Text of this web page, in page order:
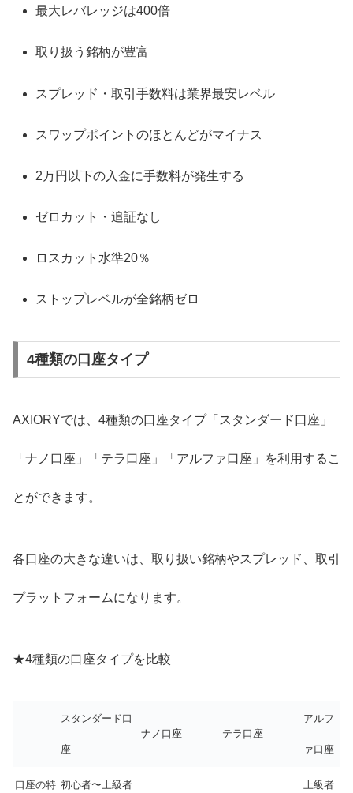
最大レバレッジは400倍
取り扱う銘柄が豊富
スプレッド・取引手数料は業界最安レベル
スワップポイントのほとんどがマイナス
2万円以下の入金に手数料が発生する
ゼロカット・追証なし
ロスカット水準20％
ストップレベルが全銘柄ゼロ
4種類の口座タイプ
AXIORYでは、4種類の口座タイプ「スタンダード口座」
「ナノ口座」「テラ口座」「アルファ口座」を利用するこ
とができます。
各口座の大きな違いは、取り扱い銘柄やスプレッド、取引
プラットフォームになります。
★4種類の口座タイプを比較
スタンダード口
座
ナノ口座 テラ口座
アルフ
ァ口座
口座の特 初心者〜上級者 上級者